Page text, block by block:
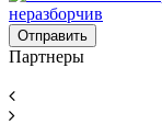
Отправить
Партнеры